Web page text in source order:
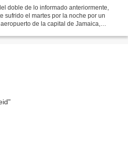
doble de lo informado anteriormente,
sufrido el martes por la noche por un
de la capital de Jamaica,